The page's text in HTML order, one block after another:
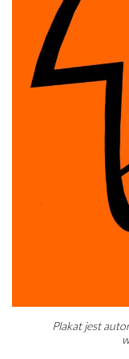
Plakat jest